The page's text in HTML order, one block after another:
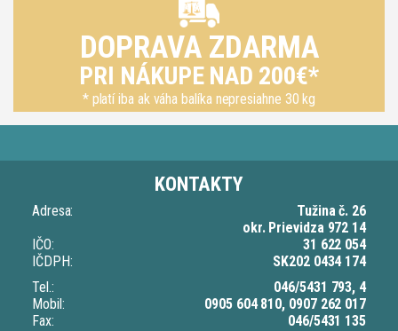
DOPRAVA ZDARMA
PRI NÁKUPE NAD 200€*
* platí iba ak váha balíka nepresiahne 30 kg
KONTAKTY
Adresa:
Tužina č. 26
okr. Prievidza 972 14
IČO:
31 622 054
IČDPH:
SK202 0434 174
Tel.:
046/5431 793, 4
Mobil:
0905 604 810, 0907 262 017
Fax:
046/5431 135